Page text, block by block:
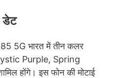
डेट
5G भारत में तीन कलर
Purple, Spring
होंगे। इस फोन की मोटाई